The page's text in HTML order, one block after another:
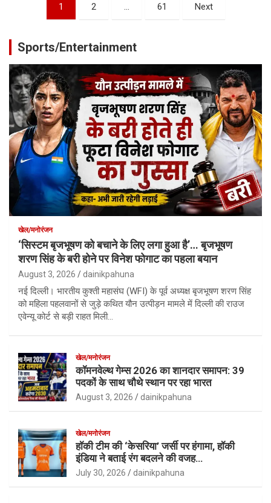
pagination
1 2 … 61 Next
Sports/Entertainment
खेल/मनोरंजन
‘सिस्टम बृजभूषण को बचाने के लिए लगा हुआ है’… बृजभूषण
शरण सिंह के बरी होने पर विनेश फोगाट का पहला बयान
August 3, 2026 dainikpahuna
नई दिल्ली। भारतीय कुश्ती महासंघ (WFI) के पूर्व अध्यक्ष बृजभूषण शरण सिंह
को महिला पहलवानों से जुड़े कथित यौन उत्पीड़न मामले में दिल्ली की राउज
एवेन्यू कोर्ट से बड़ी राहत मिली…
खेल/मनोरंजन
कॉमनवेल्थ गेम्स 2026 का शानदार समापन: 39
पदकों के साथ चौथे स्थान पर रहा भारत
August 3, 2026 dainikpahuna
खेल/मनोरंजन
हॉकी टीम की ‘केसरिया’ जर्सी पर हंगामा, हॉकी
इंडिया ने बताई रंग बदलने की वजह…
July 30, 2026 dainikpahuna